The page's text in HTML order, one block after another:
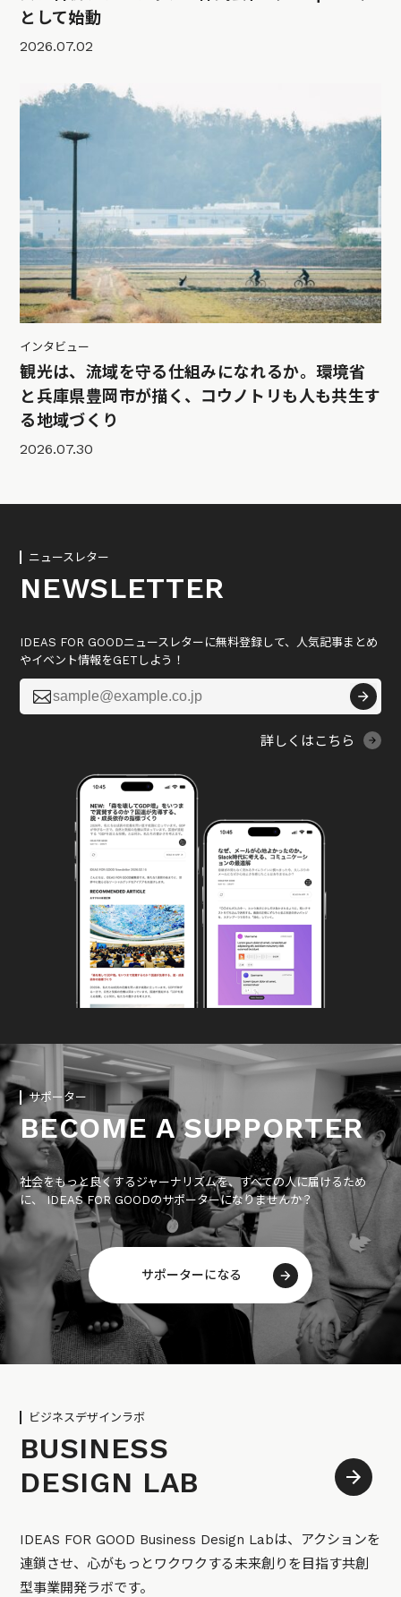
として始動
2026.07.02
インタビュー
観光は、流域を守る仕組みになれるか。環境省
と兵庫県豊岡市が描く、コウノトリも人も共生す
る地域づくり
2026.07.30
ニュースレター
NEWSLETTER
IDEAS FOR GOODニュースレターに無料登録して、人気記事まとめ
やイベント情報をGETしよう！

詳しくはこちら
サポーター
BECOME A SUPPORTER
社会をもっと良くするジャーナリズムを、すべての人に届けるため
に、 IDEAS FOR GOODのサポーターになりませんか？
サポーターになる
ビジネスデザインラボ
BUSINESS
DESIGN LAB
IDEAS FOR GOOD Business Design Labは、アクションを
連鎖させ、心がもっとワクワクする未来創りを目指す共創
型事業開発ラボです。